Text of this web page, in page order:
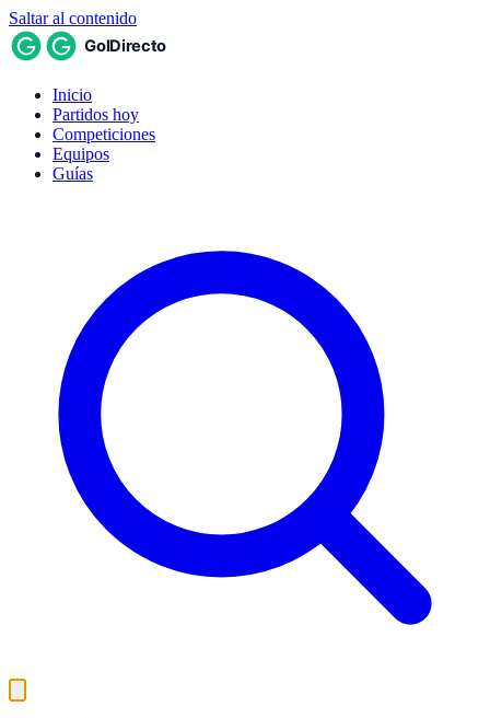
Saltar al contenido
Inicio
Partidos hoy
Competiciones
Equipos
Guías